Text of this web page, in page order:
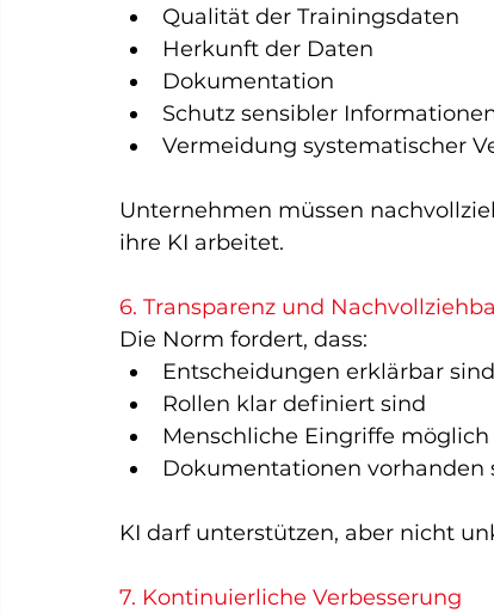
Qualität der Trainingsdaten
Herkunft der Daten
Dokumentation
Schutz sensibler
Vermeidung systematischer
Unternehmen müssen
ihre KI arbeitet.
6. Transparenz und
Die Norm fordert, dass:
Entscheidungen erklärbar sind
Rollen klar definiert sind
Menschliche Eingriffe
Dokumentationen vorhanden
KI darf unterstützen, aber nicht
7. Kontinuierliche Verbesserung